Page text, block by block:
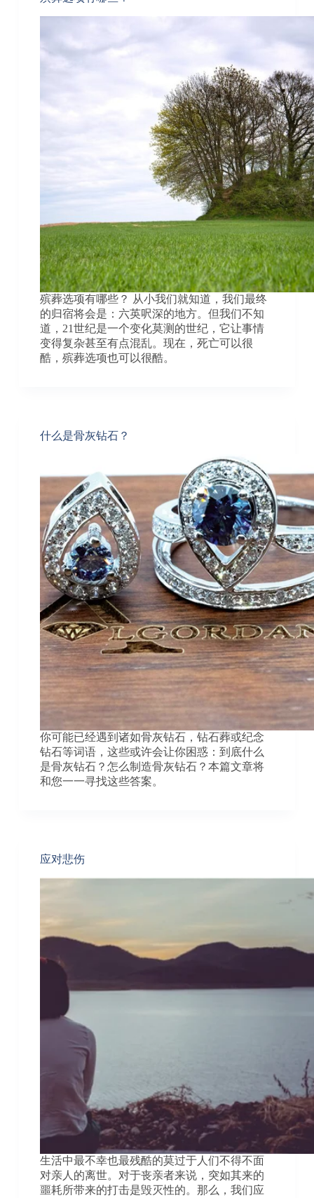
殡葬选项有哪些？ 从小我们就知道，我们最终
的归宿将会是：六英呎深的地方。但我们不知
道，21世纪是一个变化莫测的世纪，它让事情
变得复杂甚至有点混乱。现在，死亡可以很
酷，殡葬选项也可以很酷。
什么是骨灰钻石？
你可能已经遇到诸如骨灰钻石，钻石葬或纪念
钻石等词语，这些或许会让你困惑：到底什么
是骨灰钻石？怎么制造骨灰钻石？本篇文章将
和您一一寻找这些答案。
应对悲伤
生活中最不幸也最残酷的莫过于人们不得不面
对亲人的离世。对于丧亲者来说，突如其来的
噩耗所带来的打击是毁灭性的。那么，我们应